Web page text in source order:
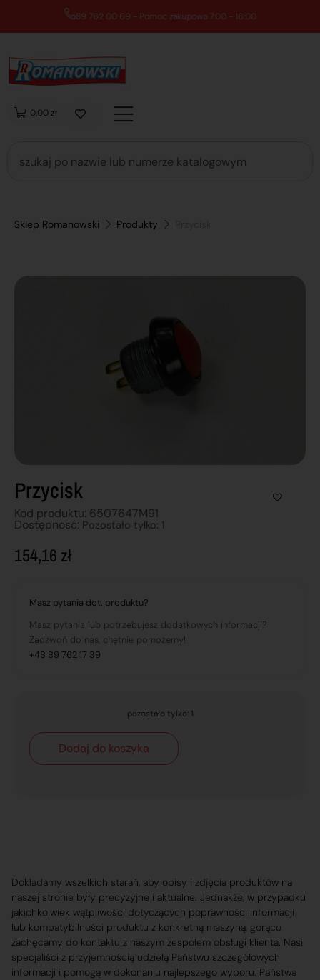
89 762 00 69 - Pomoc zakupowa 7:00 - 16:00
0,00 zł
Sklep Romanowski Produkty
Przycisk
Kod produktu: 6507647M91
Dostępnosć: Pozostało tylko: 1
154,16 zł
Masz pytania dot. produktu?
Masz pytania lub potrzebujesz dodatkowych informacji?
Zadzwoń do nas, chętnie pomożemy!
+48 89 762 17 39
pozostało tylko: 1
Dodaj do koszyka
Dokładamy wszelkich starań, aby opisy i zdjęcia produktów na
naszej stronie były precyzyjne i aktualne. Jednakże, w przypadku
jakichkolwiek wątpliwości dotyczących poprawności informacji
lub kompatybilności produktu z konkretną maszyną, gorąco
zachęcamy do kontaktu z naszym zespołem obsługi klienta. Nasi
specjaliści z przyjemnością udzielą Państwu szczegółowych
informacji i pomogą w dokonaniu najlepszego wyboru. Państwa